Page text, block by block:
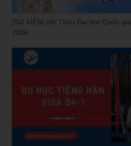
[SỰ KIỆN] Hội Thảo Đại học Quốc
2026